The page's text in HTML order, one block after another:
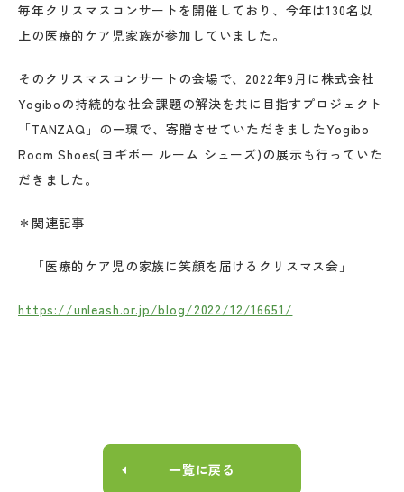
毎年クリスマスコンサートを開催しており、今年は130名以
上の医療的ケア児家族が参加していました。
そのクリスマスコンサートの会場で、2022年9月に株式会社
Yogiboの持続的な社会課題の解決を共に目指すプロジェクト
「TANZAQ」の一環で、寄贈させていただきましたYogibo
Room Shoes(ヨギボー ルーム シューズ)の展示も行っていた
だきました。
＊関連記事
「医療的ケア児の家族に笑顔を届けるクリスマス会」
https://unleash.or.jp/blog/2022/12/16651/
一覧に戻る